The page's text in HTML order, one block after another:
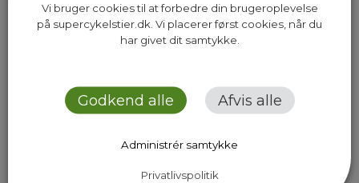
2300 København S
Send os en email
Vi bruger cookies til at forbedre din brugeroplevelse
på supercykelstier.dk. Vi placerer først cookies, når du
har givet dit samtykke.
Godkend alle Afvis alle
Administrér samtykke
Privatlivspolitik